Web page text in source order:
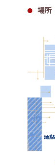
場所